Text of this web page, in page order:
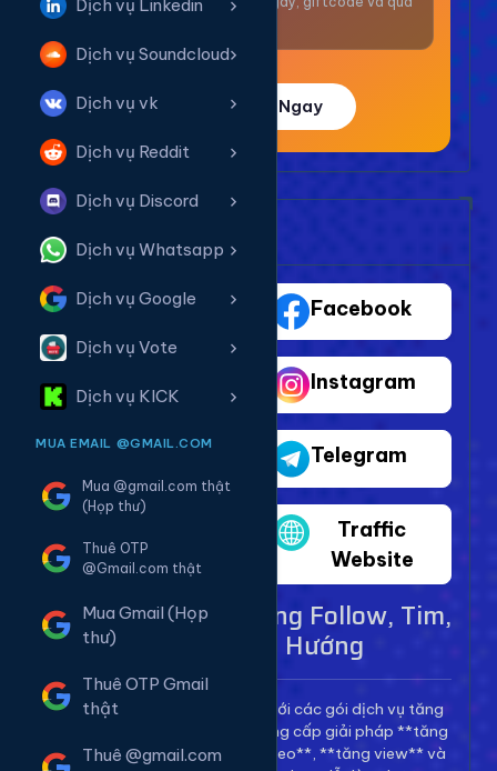
Dịch vụ Linkedin
Dịch vụ Soundcloud
Dịch vụ vk
Dịch vụ Reddit
Dịch vụ Discord
Dịch vụ Whatsapp
Dịch vụ Google
Dịch vụ Vote
Dịch vụ KICK
MUA EMAIL @GMAIL.COM
Mua @gmail.com thật
(Họp thư)
Thuê OTP
@Gmail.com thật
Mua Gmail (Họp
thư)
Thuê OTP Gmail
thật
Thuê @gmail.com
Trải Nghiệm Ngay
TikTok Facebook
Instagram
Shopee Telegram
Traffic
Website
Dịch Vụ TikTok - Tăng Follow, Tim,
View Lên Xu Hướng
Bùng nổ kênh TikTok của bạn với các gói dịch vụ tăng
trưởng toàn diện. Chúng tôi cung cấp giải pháp **tăng
follow TikTok**, **tăng tim video**, **tăng view** và